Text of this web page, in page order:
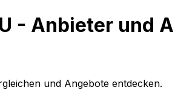
- Anbieter und
und Angebote entdecken.